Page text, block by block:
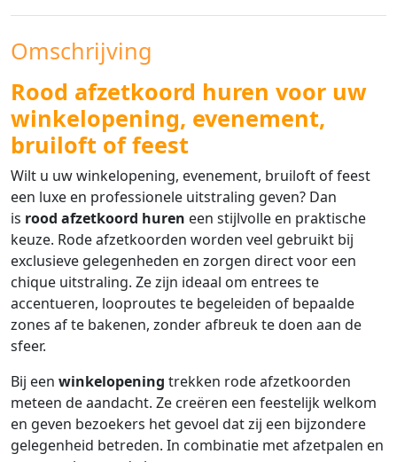
Omschrijving
Rood afzetkoord huren voor uw
winkelopening, evenement,
bruiloft of feest
Wilt u uw winkelopening, evenement, bruiloft of feest
een luxe en professionele uitstraling geven? Dan
is rood afzetkoord huren een stijlvolle en praktische
keuze. Rode afzetkoorden worden veel gebruikt bij
exclusieve gelegenheden en zorgen direct voor een
chique uitstraling. Ze zijn ideaal om entrees te
accentueren, looproutes te begeleiden of bepaalde
zones af te bakenen, zonder afbreuk te doen aan de
sfeer.
Bij een winkelopening trekken rode afzetkoorden
meteen de aandacht. Ze creëren een feestelijk welkom
en geven bezoekers het gevoel dat zij een bijzondere
gelegenheid betreden. In combinatie met afzetpalen en